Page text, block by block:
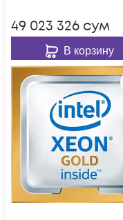
49 023 326 сум
В корзину